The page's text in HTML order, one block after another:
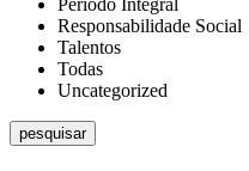
Responsabilidade Social
Talentos
Todas
Uncategorized
pesquisar